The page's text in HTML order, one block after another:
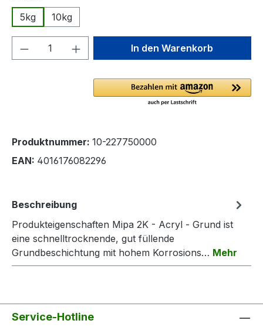
5kg
10kg
Produkt Anzahl: Gib denIn den Warenkorb
Produktnummer: 10-227750000
EAN: 4016176082296
Beschreibung
Produkteigenschaften Mipa 2K - Acryl - Grund ist
eine schnelltrocknende, gut füllende
Grundbeschichtung mit hohem Korrosions… Mehr
Service-Hotline